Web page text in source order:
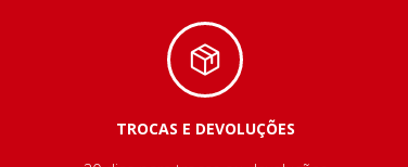
TROCAS E DEVOLUÇÕES